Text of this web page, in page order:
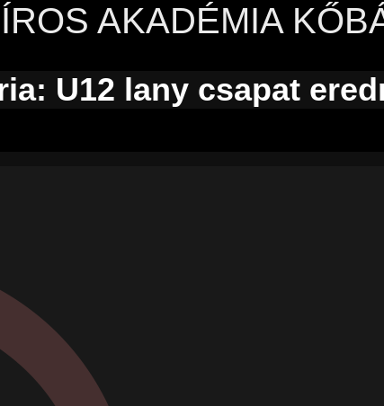
AKADÉMIA
U12 lany csapat